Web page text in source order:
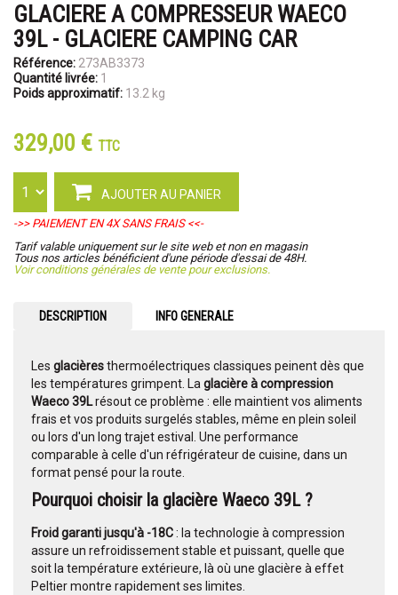
GLACIERE A COMPRESSEUR WAECO
39L - GLACIERE CAMPING CAR
Référence: 273AB3373
Quantité livrée: 1
Poids approximatif: 13.2 kg
329,00 € TTC
AJOUTER AU PANIER
->> PAIEMENT EN 4X SANS FRAIS <<-
Tarif valable uniquement sur le site web et non en magasin
Tous nos articles bénéficient d'une période d'essai de 48H.
Voir conditions générales de vente pour exclusions.
DESCRIPTION INFO GENERALE
Les glacièresthermoélectriques classiques peinent dès que
les températures grimpent. La glacière à compression
Waeco 39Lrésout ce problème : elle maintient vos aliments
frais et vos produits surgelés stables, même en plein soleil
ou lors d'un long trajet estival. Une performance
comparable à celle d'un réfrigérateur de cuisine, dans un
format pensé pour la route.
Pourquoi choisir la glacière Waeco 39L ?
Froid garanti jusqu'à -18C: la technologie à compression
assure un refroidissement stable et puissant, quelle que
soit la température extérieure, là où une glacière à effet
Peltier montre rapidement ses limites.